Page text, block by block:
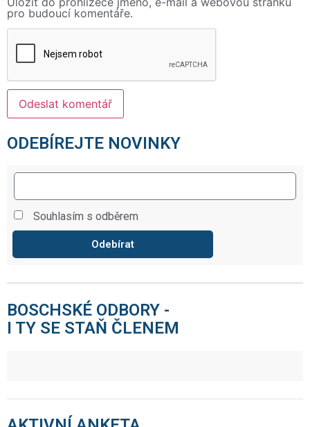
pro budoucí komentáře.
ODEBÍREJTE NOVINKY
Souhlasím s odběrem
Odebírat
BOSCHSKÉ ODBORY -
I TY SE STAŇ ČLENEM